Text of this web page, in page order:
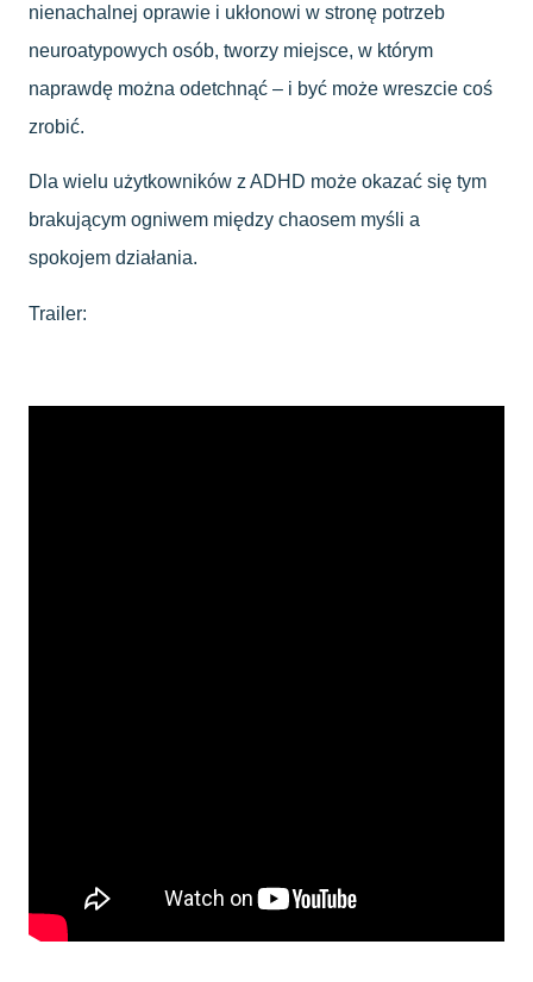
nienachalnej oprawie i ukłonowi w stronę potrzeb
neuroatypowych osób, tworzy miejsce, w którym
naprawdę można odetchnąć – i być może wreszcie coś
zrobić.
Dla wielu użytkowników z ADHD może okazać się tym
brakującym ogniwem między chaosem myśli a
spokojem działania.
Trailer: